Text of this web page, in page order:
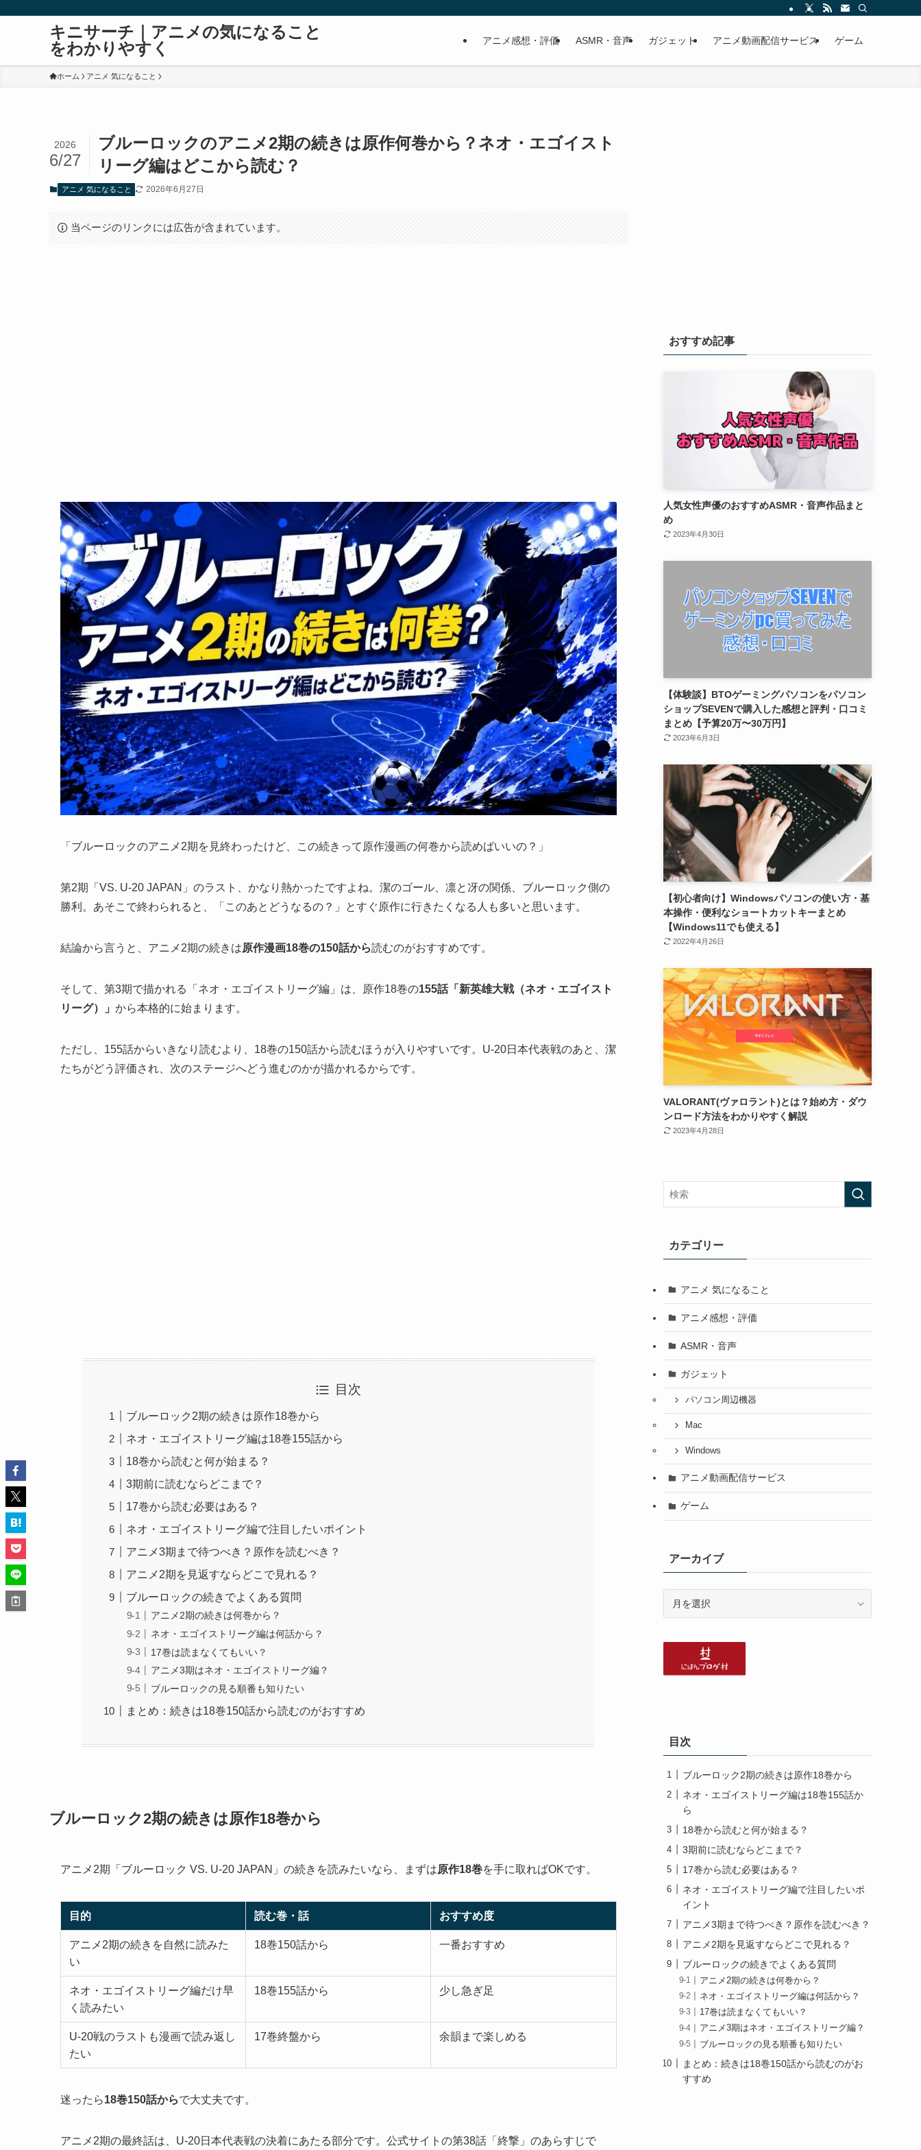
キニサーチ｜アニメの気になること
をわかりやすく
アニメ感想・評価 ASMR・音声 ガジェット アニメ動画配信サービス ゲーム
ホーム アニメ 気になること
ブルーロックのアニメ2期の続きは原作何巻から？ネオ・エゴイスト
リーグ編はどこから読む？
2026
6/27
アニメ 気になること 2026年6月27日
当ページのリンクには広告が含まれています。
「ブルーロックのアニメ2期を見終わったけど、この続きって原作漫画の何巻から読めばいいの？」
第2期「VS. U-20 JAPAN」のラスト、かなり熱かったですよね。潔のゴール、凛と冴の関係、ブルーロック側の
勝利。あそこで終わられると、「このあとどうなるの？」とすぐ原作に行きたくなる人も多いと思います。
結論から言うと、アニメ2期の続きは原作漫画18巻の150話から読むのがおすすめです。
そして、第3期で描かれる「ネオ・エゴイストリーグ編」は、原作18巻の155話「新英雄大戦（ネオ・エゴイスト
リーグ）」 から本格的に始まります。
ただし、155話からいきなり読むより、18巻の150話から読むほうが入りやすいです。U-20日本代表戦のあと、潔
たちがどう評価され、次のステージへどう進むのかが描かれるからです。
目次
ブルーロック2期の続きは原作18巻から
ネオ・エゴイストリーグ編は18巻155話から
18巻から読むと何が始まる？
3期前に読むならどこまで？
17巻から読む必要はある？
ネオ・エゴイストリーグ編で注目したいポイント
アニメ3期まで待つべき？原作を読むべき？
アニメ2期を見返すならどこで見れる？
ブルーロックの続きでよくある質問
アニメ2期の続きは何巻から？
ネオ・エゴイストリーグ編は何話から？
17巻は読まなくてもいい？
アニメ3期はネオ・エゴイストリーグ編？
ブルーロックの見る順番も知りたい
まとめ：続きは18巻150話から読むのがおすすめ
ブルーロック2期の続きは原作18巻から
アニメ2期「ブルーロック VS. U-20 JAPAN」の続きを読みたいなら、まずは原作18巻を手に取ればOKです。
目的 読む巻・話 おすすめ度
アニメ2期の続きを自然に読みた
い
18巻150話から 一番おすすめ
ネオ・エゴイストリーグ編だけ早
く読みたい
18巻155話から 少し急ぎ足
U-20戦のラストも漫画で読み返し
たい
17巻終盤から 余韻まで楽しめる
迷ったら18巻150話からで大丈夫です。
アニメ2期の最終話は、U-20日本代表戦の決着にあたる部分です。公式サイトの第38話「終撃」のあらすじで
おすすめ記事
人気女性声優のおすすめASMR・音声作品まと
め
2023年4月30日
【体験談】BTOゲーミングパソコンをパソコン
ショップSEVENで購入した感想と評判・口コミ
まとめ【予算20万〜30万円】
2023年6月3日
【初心者向け】Windowsパソコンの使い方・基
本操作・便利なショートカットキーまとめ
【Windows11でも使える】
2022年4月26日
VALORANT(ヴァロラント)とは？始め方・ダウ
ンロード方法をわかりやすく解説
2023年4月28日
カテゴリー
アニメ 気になること
アニメ感想・評価
ASMR・音声
ガジェット
パソコン周辺機器
Mac
Windows
アニメ動画配信サービス
ゲーム
アーカイブ
イ
目次
ブルーロック2期の続きは原作18巻から
ネオ・エゴイストリーグ編は18巻155話か
ら
18巻から読むと何が始まる？
3期前に読むならどこまで？
17巻から読む必要はある？
ネオ・エゴイストリーグ編で注目したいポ
イント
アニメ3期まで待つべき？原作を読むべき？
アニメ2期を見返すならどこで見れる？
ブルーロックの続きでよくある質問
アニメ2期の続きは何巻から？
ネオ・エゴイストリーグ編は何話から？
17巻は読まなくてもいい？
アニメ3期はネオ・エゴイストリーグ編？
ブルーロックの見る順番も知りたい
まとめ：続きは18巻150話から読むのがお
すすめ